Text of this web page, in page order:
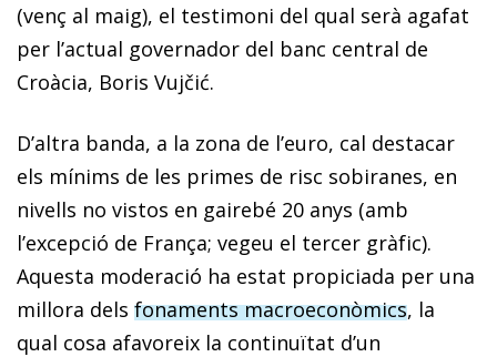
(venç al maig), el testimoni del qual serà agafat
per l’actual governador del banc central de
Croàcia, Boris Vujčić.
D’altra banda, a la zona de l’euro, cal destacar
els mínims de les primes de risc sobiranes, en
nivells no vistos en gairebé 20 anys (amb
l’excepció de França; vegeu el tercer gràfic).
Aquesta moderació ha estat propiciada per una
millora dels fonaments macroeconòmics, la
qual cosa afavoreix la continuïtat d’un